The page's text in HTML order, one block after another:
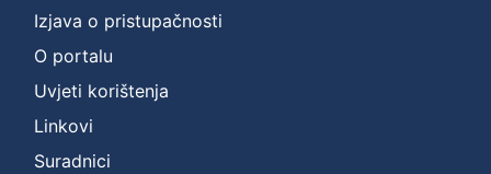
Izjava o pristupačnosti
O portalu
Uvjeti korištenja
Linkovi
Suradnici